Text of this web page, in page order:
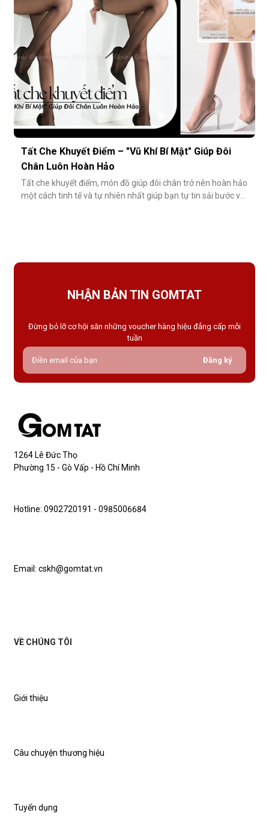
không chỉ
Tất Che Khuyết Điểm – "Vũ Khí Bí Mật" Giúp Đôi
Chân Luôn Hoàn Hảo
Tất che khuyết điểm, món đồ giúp đôi chân trở nên hoàn hảo
một cách tinh tế và tự nhiên nhất giúp bạn tự tin sải bước với
NHẬN BẢN TIN GOMTAT
Đừng bỏ lỡ cơ hội săn những voucher hàng hiệu đẳng cấp mỗi
tuần
Đăng ký
1264 Lê Đức Thọ
Phường 15 - Gò Vấp - Hồ Chí Minh
Hotline: 0902720191 - 0985006684
Email: cskh@gomtat.vn
VỀ CHÚNG TÔI
Giới thiệu
Câu chuyện thương hiệu
Tuyển dụng